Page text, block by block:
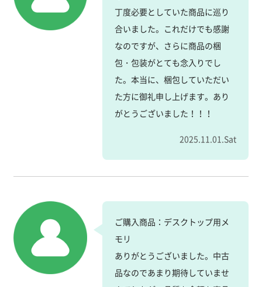
丁度必要としていた商品に巡り
合いました。これだけでも感謝
なのですが、さらに商品の梱
包・包装がとても念入りでし
た。本当に、梱包していただい
た方に御礼申し上げます。あり
がとうございました！！！
2025.11.01.Sat
ご購入商品：デスクトップ用メ
モリ
ありがとうございました。中古
品なのであまり期待していませ